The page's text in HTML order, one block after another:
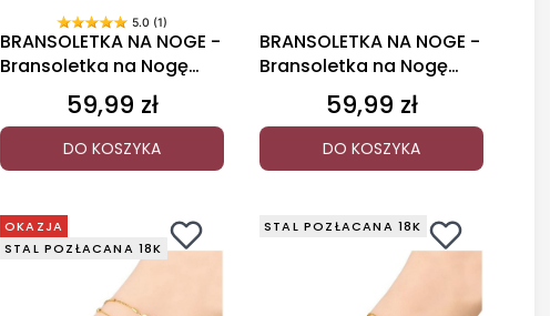
5.0 (1)
BRANSOLETKA NA NOGE -
Bransoletka na Nogę
Cena
59,99 zł
DO KOSZYKA
BRANSOLETKA NA NOGE -
Bransoletka na Nogę
Cena
59,99 zł
DO KOSZYKA
OKAZJA
STAL POZŁACANA 18K
STAL POZŁACANA 18K